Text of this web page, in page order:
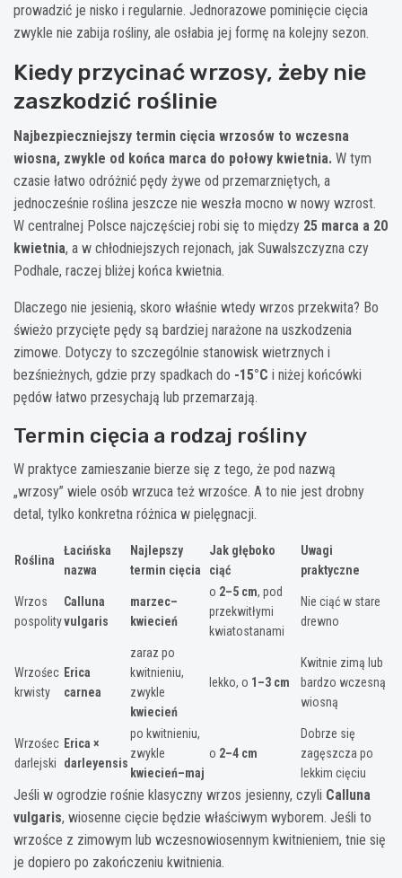
prowadzić je nisko i regularnie. Jednorazowe pominięcie cięcia
zwykle nie zabija rośliny, ale osłabia jej formę na kolejny sezon.
Kiedy przycinać wrzosy, żeby nie
zaszkodzić roślinie
Najbezpieczniejszy termin cięcia wrzosów to wczesna
wiosna, zwykle od końca marca do połowy kwietnia. W tym
czasie łatwo odróżnić pędy żywe od przemarzniętych, a
jednocześnie roślina jeszcze nie weszła mocno w nowy wzrost.
W centralnej Polsce najczęściej robi się to między 25 marca a 20
kwietnia, a w chłodniejszych rejonach, jak Suwalszczyzna czy
Podhale, raczej bliżej końca kwietnia.
Dlaczego nie jesienią, skoro właśnie wtedy wrzos przekwita? Bo
świeżo przycięte pędy są bardziej narażone na uszkodzenia
zimowe. Dotyczy to szczególnie stanowisk wietrznych i
bezśnieżnych, gdzie przy spadkach do -15°C i niżej końcówki
pędów łatwo przesychają lub przemarzają.
Termin cięcia a rodzaj rośliny
W praktyce zamieszanie bierze się z tego, że pod nazwą
„wrzosy” wiele osób wrzuca też wrzośce. A to nie jest drobny
detal, tylko konkretna różnica w pielęgnacji.
Roślina
Łacińska
nazwa
Najlepszy
termin cięcia
Jak głęboko
ciąć
Uwagi
praktyczne
Wrzos
pospolity
Calluna
vulgaris
marzec–
kwiecień
o 2–5 cm, pod
przekwitłymi
kwiatostanami
Nie ciąć w stare
drewno
Wrzośec
krwisty
Erica
carnea
zaraz po
kwitnieniu,
zwykle
kwiecień
lekko, o 1–3 cm
Kwitnie zimą lub
bardzo wczesną
wiosną
Wrzośec
darlejski
Erica ×
darleyensis
po kwitnieniu,
zwykle
kwiecień–maj
o 2–4 cm
Dobrze się
zagęszcza po
lekkim cięciu
Jeśli w ogrodzie rośnie klasyczny wrzos jesienny, czyli Calluna
vulgaris, wiosenne cięcie będzie właściwym wyborem. Jeśli to
wrzośce z zimowym lub wczesnowiosennym kwitnieniem, tnie się
je dopiero po zakończeniu kwitnienia.